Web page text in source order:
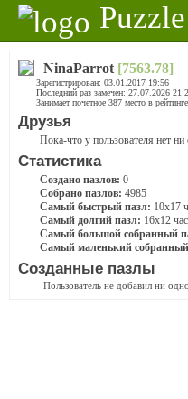
NinaParrot [7563.78]
Зарегистрирован: 03.01.2017 19:56
Последний раз замечен: 27.07.2026
Занимает почетное 387 место в
Друзья
Пока-что у пользователя нет ни
Статистика
Создано пазлов: 0
Собрано пазлов: 4985
Самый быстрый пазл: 10x17
Самый долгий пазл: 16x12
Самый большой собранный
Самый маленький
Созданные пазлы
Пользователь не добавил ни